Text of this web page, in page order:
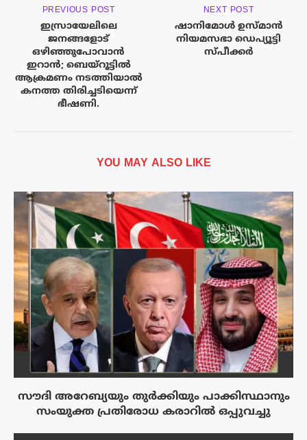
PREVIOUS POST
ഇസ്രായേലിലെ
ജനങ്ങളോട്
ഒഴിഞ്ഞുപോവാൻ
ഇറാൻ; ബെയ്റൂട്ടിൽ
ആക്രമണം നടത്തിയാൽ
കനത്ത തിരിച്ചടിയെന്ന്
ഭീഷണി.
NEXT POST
ഷാനിമോൾ ഉസ്മാൻ
നിയമസഭാ ഡെപ്യൂട്ടി
സ്പീക്കർ
YOU MAY ALSO LIKE
സൗദി അറേബ്യയും തുർക്കിയും പാക്കിസ്ഥാനും
സംയുക്ത പ്രതിരോധ കരാറിൽ ഒപ്പുവച്ചു